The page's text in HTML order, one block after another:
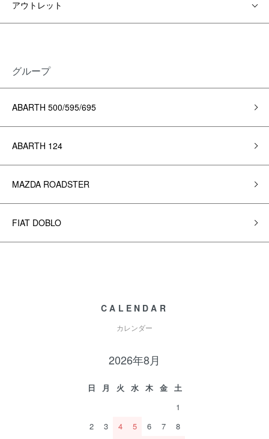
アウトレット
グループ
ABARTH 500/595/695
ABARTH 124
MAZDA ROADSTER
FIAT DOBLO
CALENDAR
カレンダー
2026年8月
日 月 火 水 木 金
土
1
2
3 4 5 6 7
8